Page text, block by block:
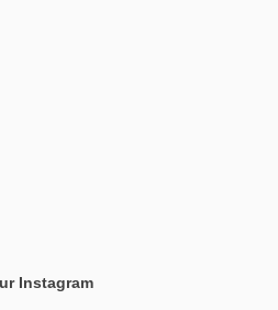
Instagram